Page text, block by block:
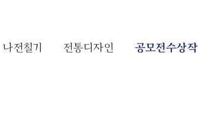
나전칠기 전통디자인 공모전수상작